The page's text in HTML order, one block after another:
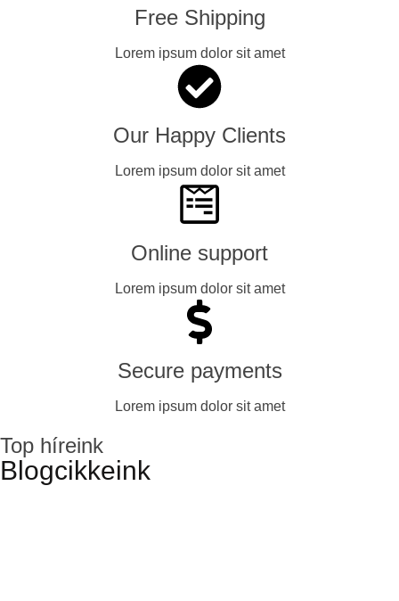
Free Shipping
Lorem ipsum dolor sit amet
Our Happy Clients
Lorem ipsum dolor sit amet
Online support
Lorem ipsum dolor sit amet
Secure payments
Lorem ipsum dolor sit amet
Top híreink
Blogcikkeink